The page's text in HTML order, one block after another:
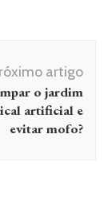
artigo
o jardim
artificial e
evitar mofo?